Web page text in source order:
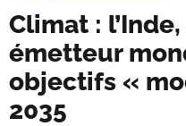
Climat :
émetteur
objectifs «
2035